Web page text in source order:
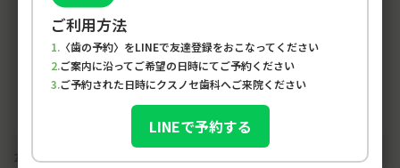
2020-06-03
ご利用方法
〈歯の予約〉をLINEで友達登録をおこなってください
ご案内に沿ってご希望の日時にてご予約ください
ご予約された日時にクスノセ歯科へご来院ください
LINEで予約する